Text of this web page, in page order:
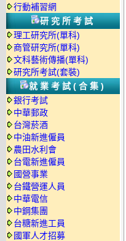
行動補習網
研究所考試
理工研究所(單科)
商管研究所(單科)
文科藝術傳播(單科)
研究所考試(套裝)
就業考試(合集)
銀行考試
中華郵政
台灣菸酒
中油新進僱員
農田水利會
台電新進僱員
國營事業
台鐵營運人員
中華電信
中鋼集團
台糖新進工員
國軍人才招募